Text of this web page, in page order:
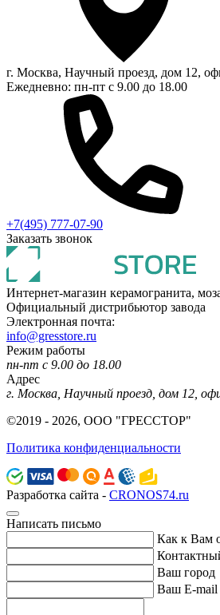
г. Москва, Научный проезд, дом 12,
Ежедневно: пн-пт с 9.00 до 18.00
+7(495) 777-07-90
Заказать звонок
Интернет-магазин керамогранита,
Официальный дистрибьютор завода
Электронная почта:
info@gresstore.ru
Режим работы
пн-пт с 9.00 до 18.00
Адрес
г. Москва, Научный проезд, дом 12,
©2019 - 2026, ООО "ГРЕССТОР"
Политика конфиденциальности
Разработка сайта - CRONOS74.ru
Написать письмо
Как к Вам
Ваш город
Ваш E-mail